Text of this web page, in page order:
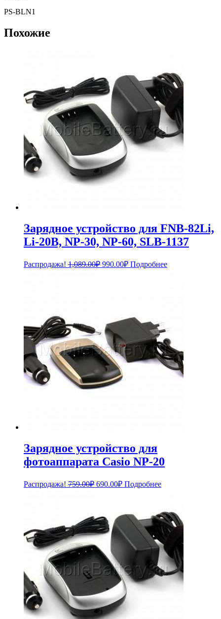
PS-BLN1
Похожие
Зарядное устройство для FNB-82Li,
Li-20B, NP-30, NP-60, SLB-1137
Распродажа! 1,089.00₽ Первоначальная
990.00₽Текущая
цена:
Подробнее
Зарядное устройство для
фотоаппарата Casio NP-20
Распродажа! 759.00₽ Первоначальная
690.00₽Текущая
цена:
Подробнее